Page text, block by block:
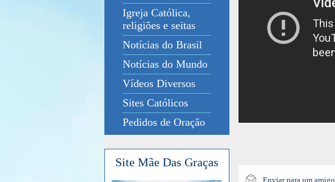
Igreja Católica,
religiões e seitas
Notícias do Brasil
Notícias do Mundo
Vídeos Diversos
Sites Católicos
Pedidos de Oração
Site Mãe Das Graças
Enviar para um amigo